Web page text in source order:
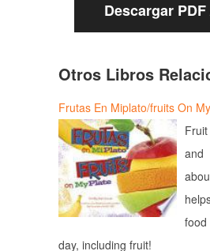
Descargar PDF
Otros Libros
Frutas En Miplato/fruits On
and
day, including fruit!